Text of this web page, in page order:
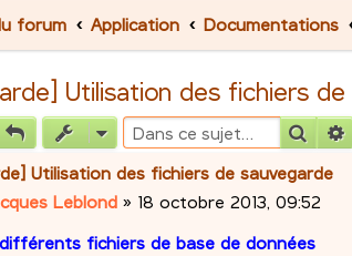
forum Application Documentations
Utilisation des fichiers
Utilisation des fichiers de sauvegarde
Leblond » 18 octobre 2013, 09:52
fichiers de base de données